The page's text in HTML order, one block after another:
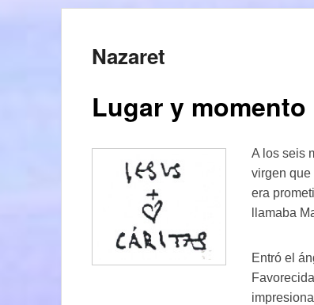
Nazaret
Lugar y
A los seis
virgen
era
llamaba
Entró el